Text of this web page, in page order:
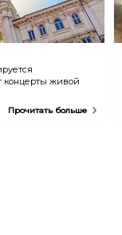
концерты живой
Прочитать больше